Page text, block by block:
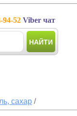
94-52 Viber чат
НАЙТИ
сахар /